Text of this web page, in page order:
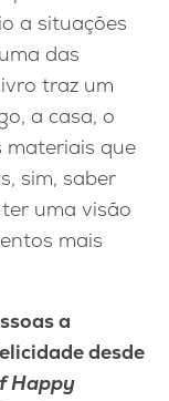
a situações
das
traz um
a casa, o
materiais que
sim, saber
uma visão
mais
a
desde
Happy